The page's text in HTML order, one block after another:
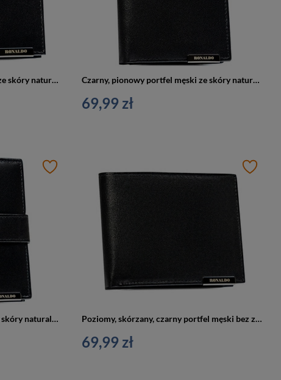
Poziomy, czarny portfel męski ze skóry naturalnej bez zapięcia zewnętrznego - Ronaldo Czarny, pionowy portfel męski ze skóry naturalnej bez zapięcia zewnętrznego - Ronaldo
69,99 zł
Duży, pionowy portfel męski ze skóry naturalnej w czarnym kolorze zamykany na zatrzask - Ronaldo Poziomy, skórzany, czarny portfel męski bez zapięcia zewnętrznego - Ronaldo
69,99 zł